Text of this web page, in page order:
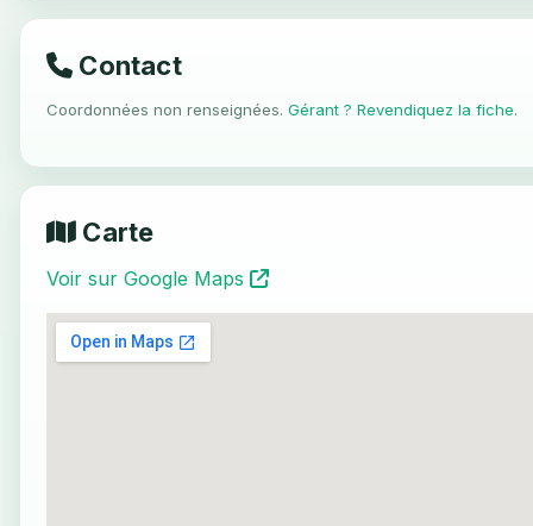
Contact
Coordonnées non renseignées. Gérant ? Revendiquez la fiche.
Carte
Voir sur Google Maps